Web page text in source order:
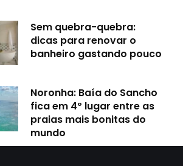
Sem quebra-quebra:
dicas para renovar o
banheiro gastando pouco
Noronha: Baía do Sancho
fica em 4º lugar entre as
praias mais bonitas do
mundo